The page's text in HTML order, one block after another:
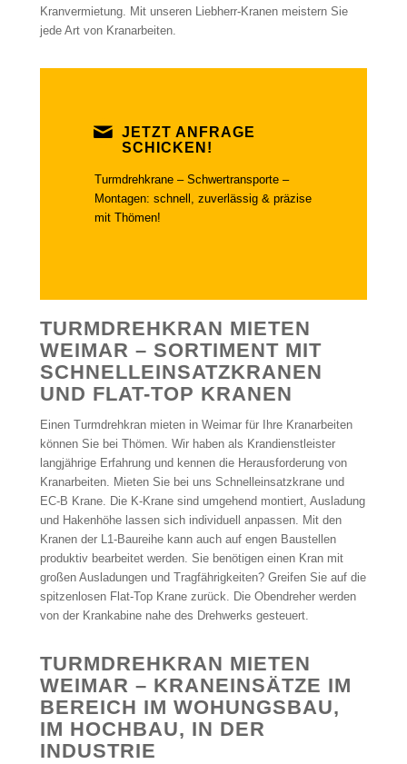
Kranvermietung. Mit unseren Liebherr-Kranen meistern Sie
jede Art von Kranarbeiten.
JETZT ANFRAGE
SCHICKEN!
Turmdrehkrane – Schwertransporte –
Montagen: schnell, zuverlässig & präzise
mit Thömen!
TURMDREHKRAN MIETEN
WEIMAR – SORTIMENT MIT
SCHNELLEINSATZKRANEN
UND FLAT-TOP KRANEN
Einen Turmdrehkran mieten in Weimar für Ihre Kranarbeiten
können Sie bei Thömen. Wir haben als Krandienstleister
langjährige Erfahrung und kennen die Herausforderung von
Kranarbeiten. Mieten Sie bei uns Schnelleinsatzkrane und
EC-B Krane. Die K-Krane sind umgehend montiert, Ausladung
und Hakenhöhe lassen sich individuell anpassen. Mit den
Kranen der L1-Baureihe kann auch auf engen Baustellen
produktiv bearbeitet werden. Sie benötigen einen Kran mit
großen Ausladungen und Tragfährigkeiten? Greifen Sie auf die
spitzenlosen Flat-Top Krane zurück. Die Obendreher werden
von der Krankabine nahe des Drehwerks gesteuert.
TURMDREHKRAN MIETEN
WEIMAR – KRANEINSÄTZE IM
BEREICH IM WOHUNGSBAU,
IM HOCHBAU, IN DER
INDUSTRIE